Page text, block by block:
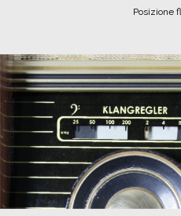
Posizione